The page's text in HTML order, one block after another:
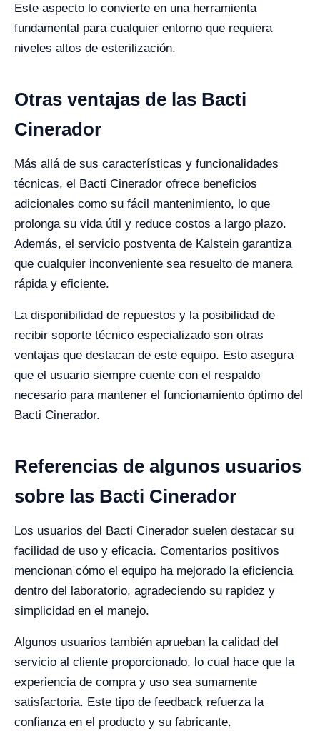
Este aspecto lo convierte en una herramienta
fundamental para cualquier entorno que requiera
niveles altos de esterilización.
Otras ventajas de las Bacti
Cinerador
Más allá de sus características y funcionalidades
técnicas, el Bacti Cinerador ofrece beneficios
adicionales como su fácil mantenimiento, lo que
prolonga su vida útil y reduce costos a largo plazo.
Además, el servicio postventa de Kalstein garantiza
que cualquier inconveniente sea resuelto de manera
rápida y eficiente.
La disponibilidad de repuestos y la posibilidad de
recibir soporte técnico especializado son otras
ventajas que destacan de este equipo. Esto asegura
que el usuario siempre cuente con el respaldo
necesario para mantener el funcionamiento óptimo del
Bacti Cinerador.
Referencias de algunos usuarios
sobre las Bacti Cinerador
Los usuarios del Bacti Cinerador suelen destacar su
facilidad de uso y eficacia. Comentarios positivos
mencionan cómo el equipo ha mejorado la eficiencia
dentro del laboratorio, agradeciendo su rapidez y
simplicidad en el manejo.
Algunos usuarios también aprueban la calidad del
servicio al cliente proporcionado, lo cual hace que la
experiencia de compra y uso sea sumamente
satisfactoria. Este tipo de feedback refuerza la
confianza en el producto y su fabricante.